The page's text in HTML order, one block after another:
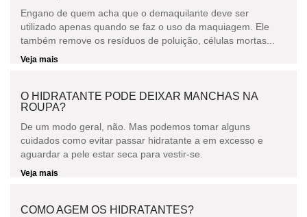
Engano de quem acha que o demaquilante deve ser
utilizado apenas quando se faz o uso da maquiagem. Ele
também remove os resíduos de poluição, células mortas...
Veja mais
O HIDRATANTE PODE DEIXAR MANCHAS NA
ROUPA?
De um modo geral, não. Mas podemos tomar alguns
cuidados como evitar passar hidratante a em excesso e
aguardar a pele estar seca para vestir-se.
Veja mais
COMO AGEM OS HIDRATANTES?